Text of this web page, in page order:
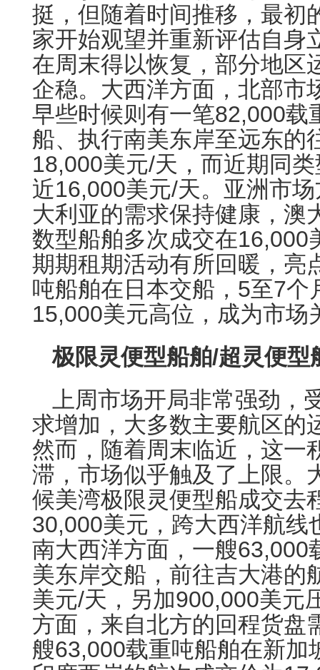
挺，但随着时间推移，最初
家开始观望并重新评估自身
在周末得以恢复，部分地区
企稳。大西洋方面，北部市
早些时候则有一笔82,000载
船、执行南美东岸至远东的
18,000美元/天，而近期同
近16,000美元/天。亚洲市
大利亚的需求保持健康，澳
数型船舶多次成交在16,000
期期租期活动有所回暖，亮
吨船舶在日本交船，5至7个
15,000美元高位，成为市场
极限灵便型船舶/超灵便型
上周市场开局非常强劲，
求增加，大多数主要航区的
然而，随着周末临近，这一
滞，市场似乎触及了上限。
候美湾极限灵便型船成交去
30,000美元，跨大西洋航线
南大西洋方面，一艘63,000
美东岸交船，前往吉大港的
美元/天，另加900,000美元
方面，来自北方的回程货盘
艘63,000载重吨船舶在新加